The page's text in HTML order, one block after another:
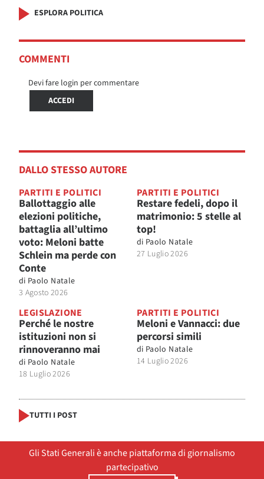
ESPLORA POLITICA
COMMENTI
Devi fare login per commentare
ACCEDI
DALLO STESSO AUTORE
PARTITI E POLITICI
Ballottaggio alle
elezioni politiche,
battaglia all’ultimo
voto: Meloni batte
Schlein ma perde con
Conte
di Paolo Natale
3 Agosto 2026
PARTITI E POLITICI
Restare fedeli, dopo il
matrimonio: 5 stelle al
top!
di Paolo Natale
27 Luglio 2026
LEGISLAZIONE
Perché le nostre
istituzioni non si
rinnoveranno mai
di Paolo Natale
18 Luglio 2026
PARTITI E POLITICI
Meloni e Vannacci: due
percorsi simili
di Paolo Natale
14 Luglio 2026
TUTTI I POST
Gli Stati Generali è anche piattaforma di giornalismo
partecipativo